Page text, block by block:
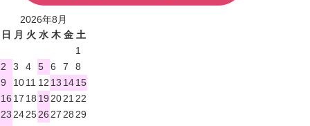
2026年8月
日 月 火 水 木 金 土
1
2
3 4 5 6 7
8
9
1011 12 13 1415
16 17 18 19202122
23242526272829